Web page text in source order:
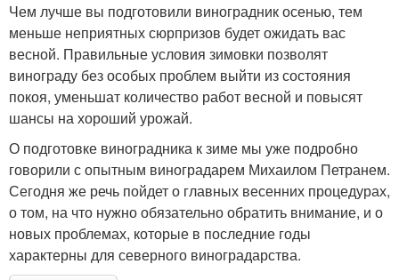
Чем лучше вы подготовили виноградник осенью, тем
меньше неприятных сюрпризов будет ожидать вас
весной. Правильные условия зимовки позволят
винограду без особых проблем выйти из состояния
покоя, уменьшат количество работ весной и повысят
шансы на хороший урожай.
О подготовке виноградника к зиме мы уже подробно
говорили с опытным виноградарем Михаилом Петранем.
Сегодня же речь пойдет о главных весенних процедурах,
о том, на что нужно обязательно обратить внимание, и о
новых проблемах, которые в последние годы
характерны для северного виноградарства.